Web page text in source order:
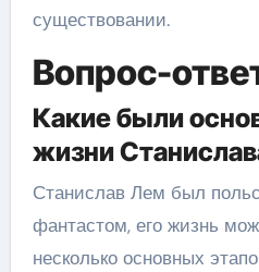
существовании.
Вопрос-
Какие были
жизни
Станислав Лем был
фантастом, его жизнь
несколько основных